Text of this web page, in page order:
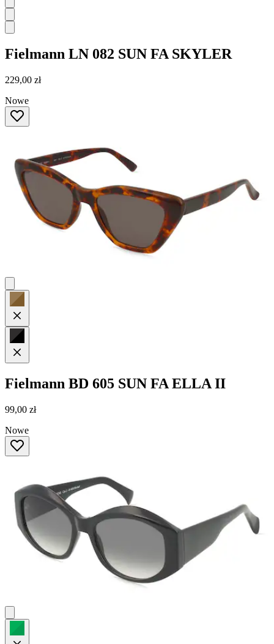
Fielmann LN 082 SUN FA SKYLER
229,00 zł
Nowe
Fielmann BD 605 SUN FA ELLA II
99,00 zł
Nowe